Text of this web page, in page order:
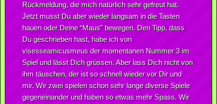
Rückmeldung, die mich natürlich sehr gefreut hat.
Jetzt musst Du aber wieder langsam in die Tasten
hauen oder Deine “Maus” bewegen. Den Tipp, dass
Du geschrieben hast, habe ich von
visesseamicusmeus der momentanen Nummer 3 im
Spiel und lässt Dich grüssen. Aber lass Dich nicht von
ihm täuschen, der ist so schnell wieder vor Dir und
mir. Wir zwei spielen schon sehr lange diverse Spiele
gegeneinander und haben so etwas mehr Spass. Wir